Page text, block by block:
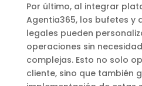
Por último, al integrar
Agentia365, los bufetes y
legales pueden
operaciones sin
complejas. Esto no solo
cliente, sino que también